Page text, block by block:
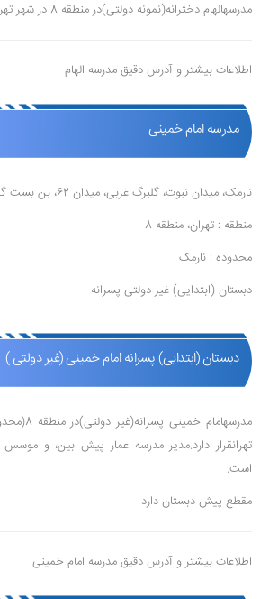
مدرسهالهام دخترانه(نمونه دولتی)در منطقه 8 در شهر تهرانقرار دارد.
اطلاعات بیشتر و آدرس دقیق مدرسه الهام
مدرسه امام خمینی
نارمک، میدان نبوت، گلبرگ غربی، میدان 62، بن بست گلبرگ دوم، پلاک 11
منطقه : تهران، منطقه 8
محدوده : نارمک
دبستان (ابتدایی) غیر دولتی پسرانه
دبستان (ابتدایی) پسرانه امام خمینی (غیر دولتی )
مدرسهامام
تهرانقرار دارد.مدیر مدرسه عمار پیش بین، و
است.
مقطع پیش دبستان دارد
اطلاعات بیشتر و آدرس دقیق مدرسه امام خمینی